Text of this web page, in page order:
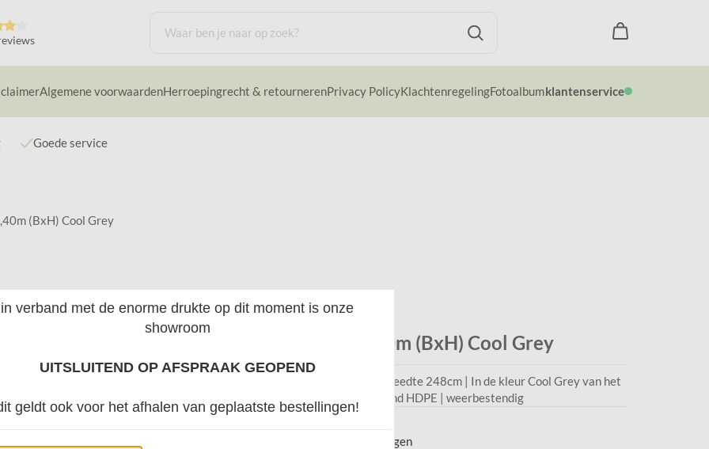
Algemene voorwaardenHerroepingrecht & retournerenPrivacy PolicyKlachtenregelingFotoalbumklantenservice
Goede service
(BxH) Cool Grey
(BxH) Cool Grey
Rolgordijn voor buiten 2,48x2,40m (BxH) Cool Grey
Outdoor rolgordijn voor in de tuin | Hoogte 240cm | Breedte 248cm | In de kleur Cool Grey van het
merk Shadow Comfort | Hoge kwaliteit waterdoorlatend HDPE | weerbestendig
2 werkdagen
in verband met de enorme drukte op dit moment is onze
showroom
UITSLUITEND OP AFSPRAAK GEOPEND
geldt ook voor het afhalen van geplaatste bestellingen!